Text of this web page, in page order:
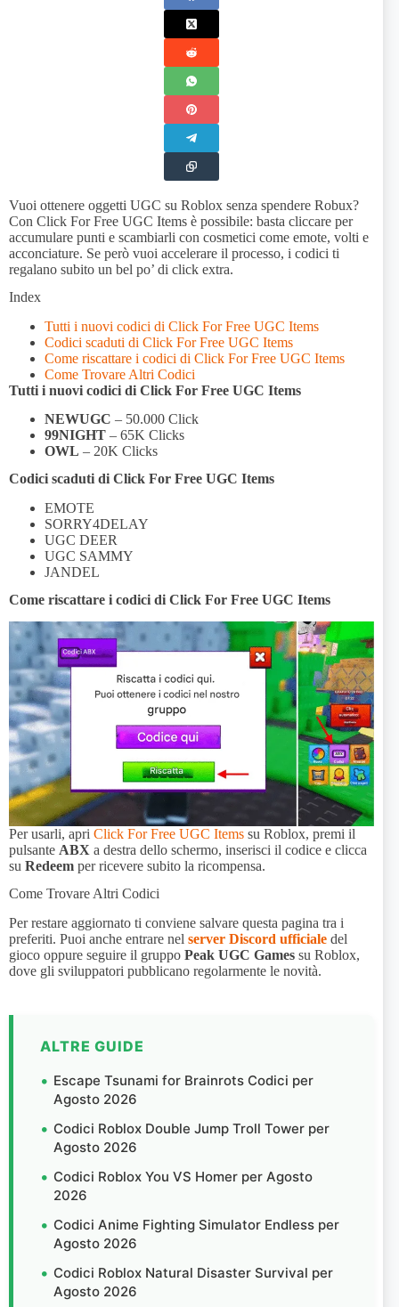
Vuoi ottenere oggetti UGC su Roblox senza spendere Robux?
Con Click For Free UGC Items è possibile: basta cliccare per
accumulare punti e scambiarli con cosmetici come emote, volti e
acconciature. Se però vuoi accelerare il processo, i codici ti
regalano subito un bel po’ di click extra.
Index
Tutti i nuovi codici di Click For Free UGC Items
Codici scaduti di Click For Free UGC Items
Come riscattare i codici di Click For Free UGC Items
Come Trovare Altri Codici
Tutti i nuovi codici di Click For Free UGC Items
NEWUGC – 50.000 Click
99NIGHT – 65K Clicks
OWL – 20K Clicks
Codici scaduti di Click For Free UGC Items
EMOTE
SORRY4DELAY
UGC DEER
UGC SAMMY
JANDEL
Come riscattare i codici di Click For Free UGC Items
Per usarli, apri Click For Free UGC Items su Roblox, premi il
pulsante ABX a destra dello schermo, inserisci il codice e clicca
su Redeem per ricevere subito la ricompensa.
Come Trovare Altri Codici
Per restare aggiornato ti conviene salvare questa pagina tra i
preferiti. Puoi anche entrare nel server Discord ufficiale del
gioco oppure seguire il gruppo Peak UGC Games su Roblox,
dove gli sviluppatori pubblicano regolarmente le novità.
ALTRE GUIDE
Escape Tsunami for Brainrots Codici per
Agosto 2026
Codici Roblox Double Jump Troll Tower per
Agosto 2026
Codici Roblox You VS Homer per Agosto
2026
Codici Anime Fighting Simulator Endless per
Agosto 2026
Codici Roblox Natural Disaster Survival per
Agosto 2026